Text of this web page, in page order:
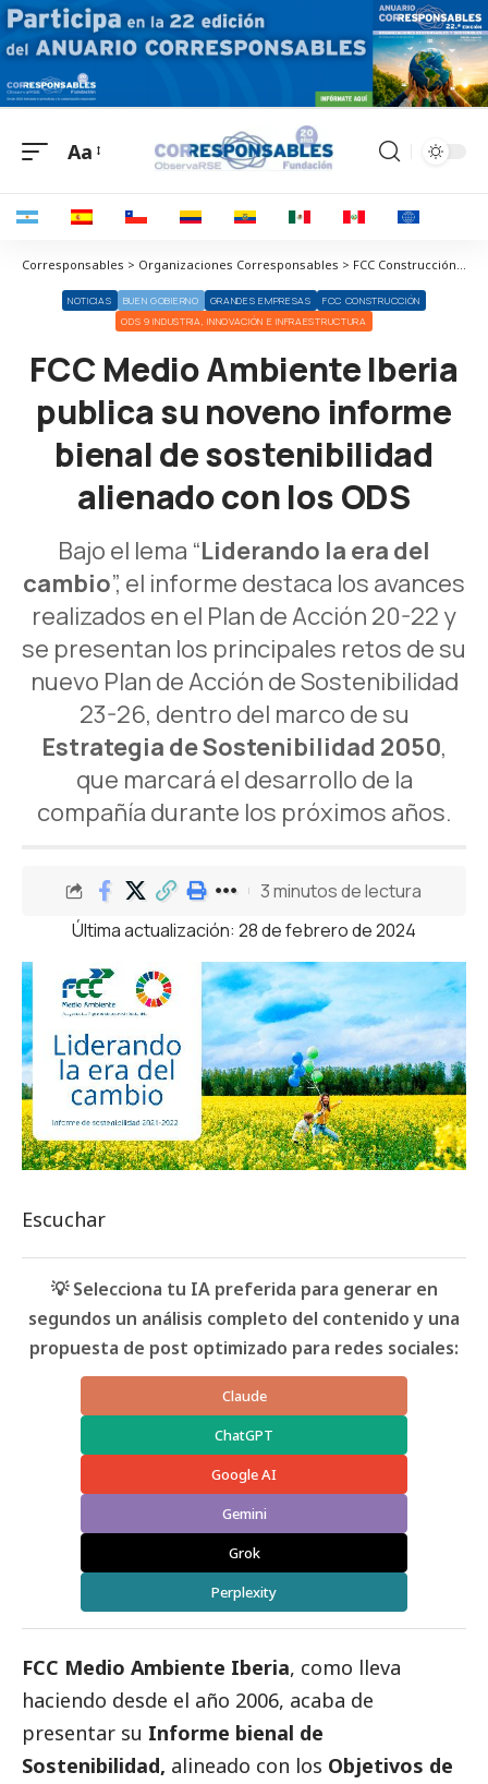
Aa
Corresponsables > Organizaciones Corresponsables > FCC Construcción > FCC Medio Ambiente Iberia publica su noveno informe bienal de sostenibilidad alienado con los ODS
NOTICIAS BUEN GOBIERNO GRANDES EMPRESAS
FCC CONSTRUCCIÓN
ODS 9 INDUSTRIA, INNOVACIÓN E INFRAESTRUCTURA
FCC Medio Ambiente Iberia
publica su noveno informe
bienal de sostenibilidad
alienado con los ODS
Bajo el lema “Liderando la era del
cambio”, el informe destaca los avances
realizados en el Plan de Acción 20-22 y
se presentan los principales retos de su
nuevo Plan de Acción de Sostenibilidad
23-26, dentro del marco de su
Estrategia de Sostenibilidad 2050,
que marcará el desarrollo de la
compañía durante los próximos años.
Última actualización: 28 de febrero de 2024
3 minutos de lectura
Escuchar
💡 Selecciona tu IA preferida para generar en
segundos un análisis completo del contenido y una
propuesta de post optimizado para redes sociales:
Claude
ChatGPT
Google AI
Gemini
Grok
Perplexity
FCC Medio Ambiente Iberia, como lleva
haciendo desde el año 2006, acaba de
presentar su Informe bienal de
Sostenibilidad, alineado con los Objetivos de